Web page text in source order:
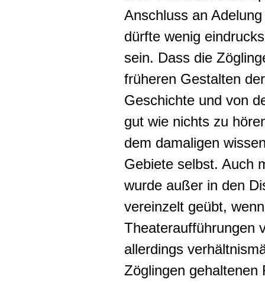
Anschluss an Adelung
dürfte wenig
sein. Dass die
früheren Gestalten
Geschichte und von
gut wie nichts zu
dem damaligen
Gebiete selbst. Auch
wurde außer in den
vereinzelt geübt,
Theateraufführungen
allerdings
Zöglingen gehaltenen